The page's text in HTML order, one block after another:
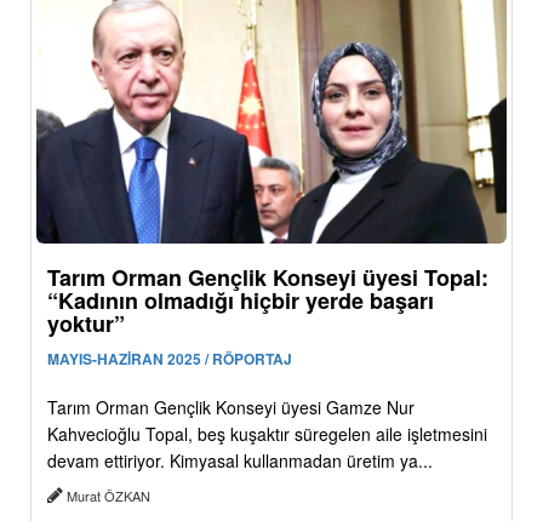
Tarım Orman Gençlik Konseyi üyesi Topal:
“Kadının olmadığı hiçbir yerde başarı
yoktur”
MAYIS-HAZİRAN 2025 / RÖPORTAJ
Tarım Orman Gençlik Konseyi üyesi Gamze Nur
Kahvecioğlu Topal, beş kuşaktır süregelen aile işletmesini
devam ettiriyor. Kimyasal kullanmadan üretim ya...
Murat ÖZKAN